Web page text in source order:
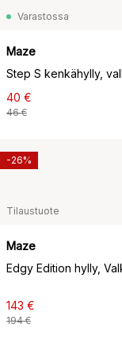
Varastossa
Maze
Step S kenkähylly,
40 €
46 €
Tilaustuote
Maze
Edgy Edition hylly,
143 €
194 €
-26%